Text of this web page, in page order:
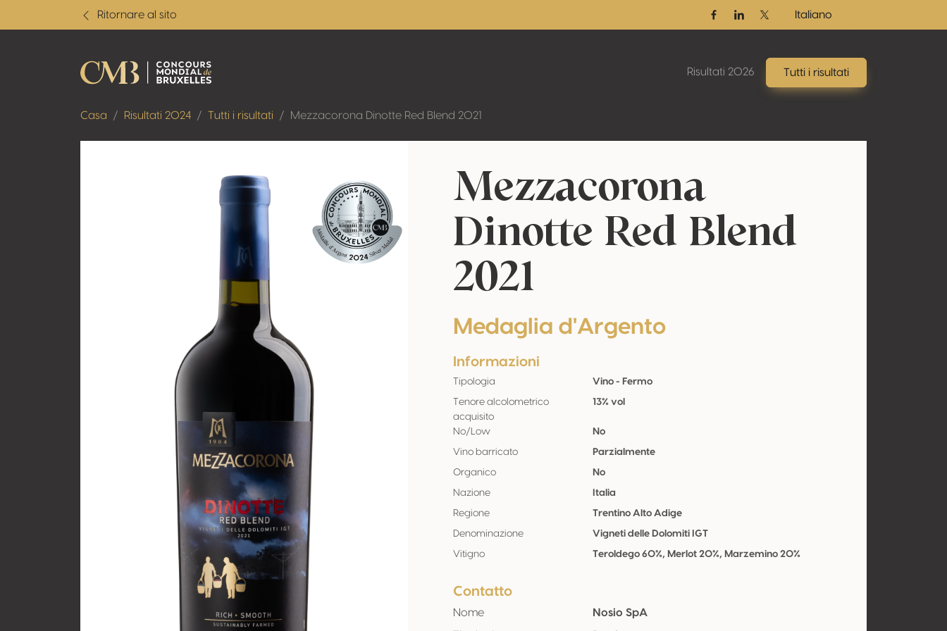
Ritornare al sito
FacebookLinkedinTwitter / X
Italiano
Risultati 2026 Tutti i risultati
Casa Risultati 2024 Tutti i risultati Mezzacorona Dinotte Red Blend 2021
Mezzacorona
Dinotte Red Blend
2021
Medaglia d'Argento
Informazioni
Tipologia Vino - Fermo
Tenore alcolometrico
acquisito
13% vol
No/Low No
Vino barricato Parzialmente
Organico No
Nazione Italia
Regione Trentino Alto Adige
Denominazione Vigneti delle Dolomiti IGT
Vitigno Teroldego 60%, Merlot 20%, Marzemino 20%
Contatto
Nome
Nosio SpA